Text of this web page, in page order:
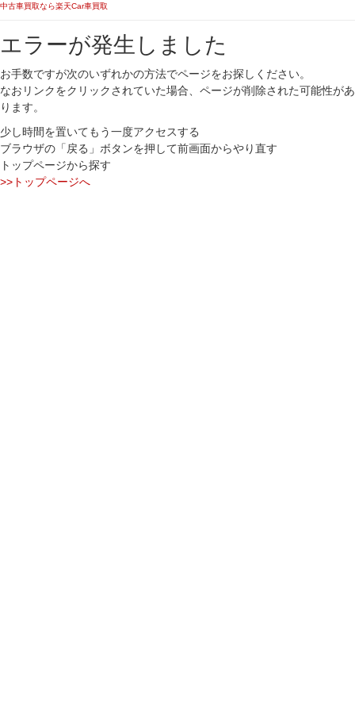
中古車買取なら楽天Car車買取
エラーが発生しました
お手数ですが次のいずれかの方法でページをお探しください。
なおリンクをクリックされていた場合、ページが削除された可能性があ
ります。
少し時間を置いてもう一度アクセスする
ブラウザの「戻る」ボタンを押して前画面からやり直す
トップページから探す
>>トップページへ